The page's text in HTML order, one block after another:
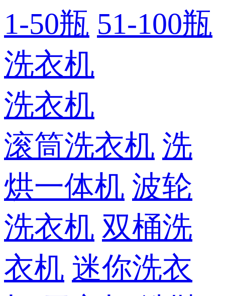
1-50瓶 51-100瓶
洗衣机
洗衣机
滚筒洗衣机 洗
烘一体机 波轮
洗衣机 双桶洗
衣机 迷你洗衣